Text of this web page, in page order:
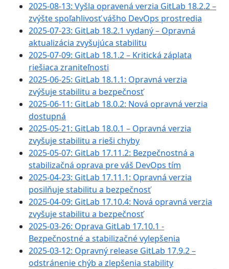
2025-08-13: Vyšla opravená verzia GitLab 18.2.2 –
zvýšte spoľahlivosť vášho DevOps prostredia
2025-07-23: GitLab 18.2.1 vydaný – Opravná
aktualizácia zvyšujúca stabilitu
2025-07-09: GitLab 18.1.2 – Kritická záplata
riešiac a zraniteľnosti
2025-06-25: GitLab 18.1.1: Opravná verzia
zvýšuje stabilitu a bezpečnosť
2025-06-11: GitLab 18.0.2: Nová opravná verzia
dostupná
2025-05-21: GitLab 18.0.1 – Opravná verzia
zvyšuje stabilitu a rieši chyby
2025-05-07: GitLab 17.11.2: Bezpečnostná a
stabilizačná oprava pre váš DevOps tím
2025-04-23: GitLab 17.11.1: Opravná verzia
posilňuje stabilitu a bezpečnosť
2025-04-09: GitLab 17.10.4: Nová opravná verzia
zvyšuje stabilitu a bezpečnosť
2025-03-26: Oprava GitLab 17.10.1 -
Bezpečnostné a stabilizačné vylepšenia
2025-03-12: Opravný release GitLab 17.9.2 –
odstránenie chýb a zlepšenia stability